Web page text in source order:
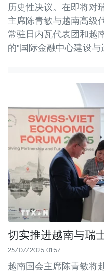
历史性决议。在即将对
主席陈青敏与越南高级
常驻日内瓦代表团和越
的"国际金融中心建设与
切实推进越南与瑞
25/07/2025 01:57
越南国会主席陈青敏将